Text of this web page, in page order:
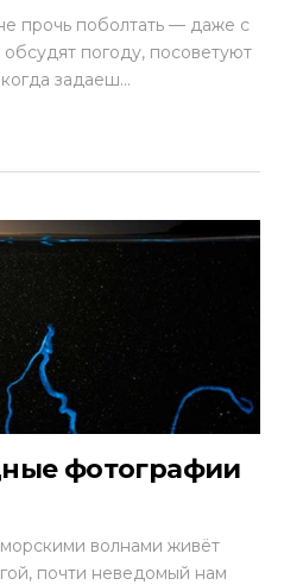
прочь поболтать — даже с
погоду, посоветуют
задаеш...
фотографии
волнами живёт
почти неведомый нам